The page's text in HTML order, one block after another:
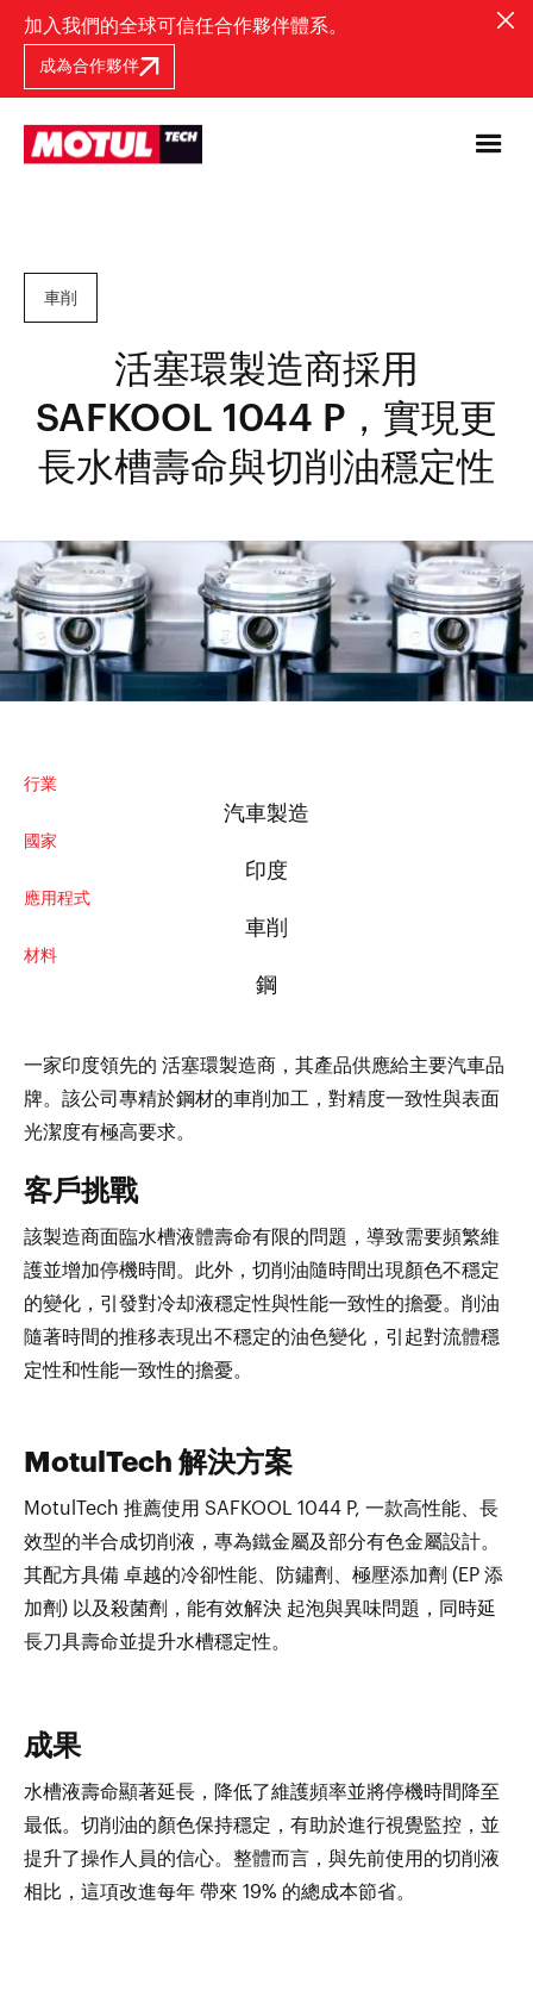
加入我們的全球可信任合作夥伴體系。
成為合作夥伴
車削
活塞環製造商採用
SAFKOOL 1044 P，實現更
長水槽壽命與切削油穩定性
行業
汽車製造
國家
印度
應用程式
車削
材料
鋼
一家印度領先的 活塞環製造商，其產品供應給主要汽車品
牌。該公司專精於鋼材的車削加工，對精度一致性與表面
光潔度有極高要求。
客戶挑戰
該製造商面臨水槽液體壽命有限的問題，導致需要頻繁維
護並增加停機時間。此外，切削油隨時間出現顏色不穩定
的變化，引發對冷却液穩定性與性能一致性的擔憂。削油
隨著時間的推移表現出不穩定的油色變化，引起對流體穩
定性和性能一致性的擔憂。
MotulTech 解決方案
MotulTech 推薦使用 SAFKOOL 1044 P, 一款高性能、長
效型的半合成切削液，專為鐵金屬及部分有色金屬設計。
其配方具備 卓越的冷卻性能、防鏽劑、極壓添加劑 (EP 添
加劑) 以及殺菌劑，能有效解決 起泡與異味問題，同時延
長刀具壽命並提升水槽穩定性。
成果
水槽液壽命顯著延長，降低了維護頻率並將停機時間降至
最低。切削油的顏色保持穩定，有助於進行視覺監控，並
提升了操作人員的信心。整體而言，與先前使用的切削液
相比，這項改進每年 帶來 19% 的總成本節省。